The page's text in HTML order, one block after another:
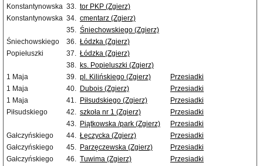
Konstantynowska 33. tor PKP (Zgierz)
Konstantynowska 34. cmentarz (Zgierz)
35. Śniechowskiego (Zgierz)
Śniechowskiego
36. Łódzka (Zgierz)
Popiełuszki
37. Łódzka (Zgierz)
38. ks. Popieluszki (Zgierz)
1 Maja
39. pl. Kilińskiego (Zgierz)
Przesiadki
1 Maja
40. Dubois (Zgierz)
Przesiadki
1 Maja
41. Piłsudskiego (Zgierz)
Przesiadki
Piłsudskiego
42. szkoła nr 1 (Zgierz)
Przesiadki
43. Piątkowska /park (Zgierz)
Przesiadki
Gałczyńskiego
44. Łęczycka (Zgierz)
Przesiadki
Gałczyńskiego
45. Parzęczewska (Zgierz)
Przesiadki
Gałczyńskiego
46. Tuwima (Zgierz)
Przesiadki